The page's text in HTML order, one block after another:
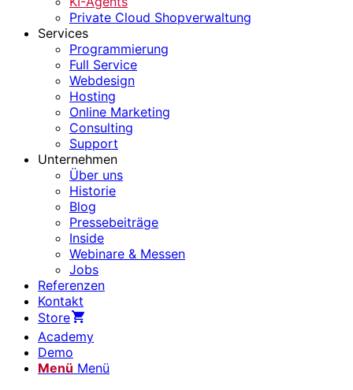
Private Cloud Shopverwaltung
Services
Programmierung
Full Service
Webdesign
Hosting
Online Marketing
Consulting
Support
Unternehmen
Über uns
Historie
Blog
Pressebeiträge
Inside
Webinare & Messen
Jobs
Referenzen
Kontakt
Store
Academy
Demo
Menü Menü